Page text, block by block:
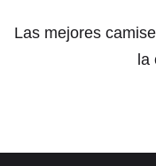
Las mejores
la